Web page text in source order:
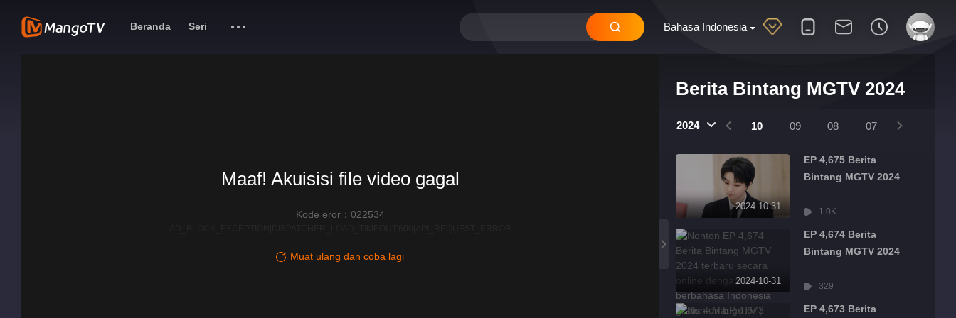
Bahasa Indonesia
Beranda Seri
Berita Bintang MGTV 2024
2024
12 11 10 09 08 07
2024-10-31
EP 4,675 Berita
Bintang MGTV 2024
1.0K
2024-10-31
EP 4,674 Berita
Bintang MGTV 2024
329
EP 4,673 Berita
Maaf! Akuisisi file video gagal
Kode eror：022534
Muat ulang dan coba lagi